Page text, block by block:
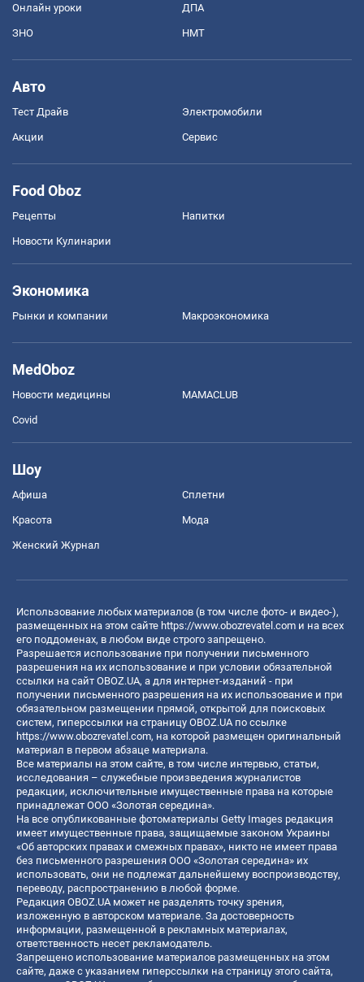
Онлайн уроки ДПА
ЗНО НМТ
Авто
Тест Драйв Электромобили
Акции Сервис
Food Oboz
Рецепты Напитки
Новости Кулинарии
Экономика
Рынки и компании Mакроэкономика
MedOboz
Новости медицины MAMACLUB
Covid
Шоу
Афиша Сплетни
Красота Мода
Женский Журнал
Использование любых материалов (в том числе фото- и видео-),
размещенных на этом сайте https://www.obozrevatel.com и на всех
его поддоменах, в любом виде строго запрещено.
Разрешается использование при получении письменного
разрешения на их использование и при условии обязательной
ссылки на сайт OBOZ.UA, а для интернет-изданий - при
получении письменного разрешения на их использование и при
обязательном размещении прямой, открытой для поисковых
систем, гиперссылки на страницу OBOZ.UA по ссылке
https://www.obozrevatel.com, на которой размещен оригинальный
материал в первом абзаце материала.
Все материалы на этом сайте, в том числе интервью, статьи,
исследования – служебные произведения журналистов
редакции, исключительные имущественные права на которые
принадлежат ООО «Золотая середина».
На все опубликованные фотоматериалы Getty Images редакция
имеет имущественные права, защищаемые законом Украины
«Об авторских правах и смежных правах», никто не имеет права
без письменного разрешения ООО «Золотая середина» их
использовать, они не подлежат дальнейшему воспроизводству,
переводу, распространению в любой форме.
Редакция OBOZ.UA может не разделять точку зрения,
изложенную в авторском материале. За достоверность
информации, размещенной в рекламных материалах,
ответственность несет рекламодатель.
Запрещено использование материалов размещенных на этом
сайте, даже с указанием гиперссылки на страницу этого сайта,